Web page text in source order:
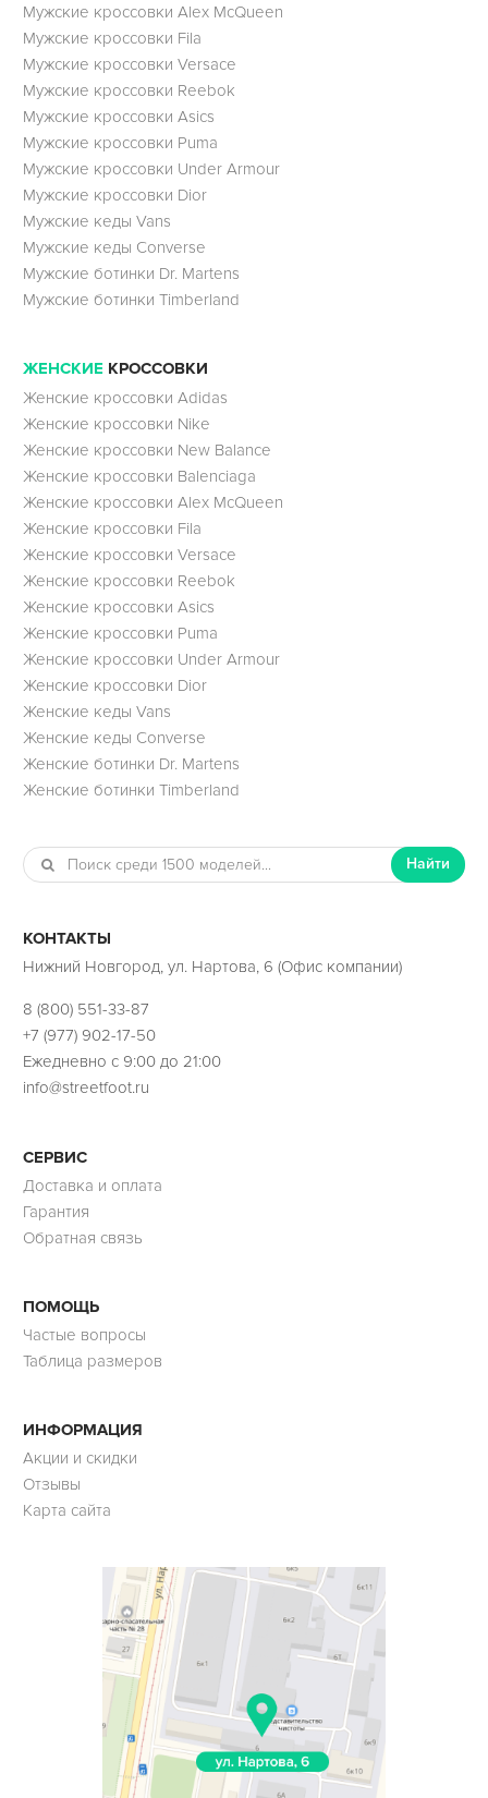
Мужские кроссовки Alex McQueen
Мужские кроссовки Fila
Мужские кроссовки Versace
Мужские кроссовки Reebok
Мужские кроссовки Asics
Мужские кроссовки Puma
Мужские кроссовки Under Armour
Мужские кроссовки Dior
Мужские кеды Vans
Мужские кеды Converse
Мужские ботинки Dr. Martens
Мужские ботинки Timberland
ЖЕНСКИЕ КРОССОВКИ
Женские кроссовки Adidas
Женские кроссовки Nike
Женские кроссовки New Balance
Женские кроссовки Balenciaga
Женские кроссовки Alex McQueen
Женские кроссовки Fila
Женские кроссовки Versace
Женские кроссовки Reebok
Женские кроссовки Asics
Женские кроссовки Puma
Женские кроссовки Under Armour
Женские кроссовки Dior
Женские кеды Vans
Женские кеды Converse
Женские ботинки Dr. Martens
Женские ботинки Timberland
Найти
КОНТАКТЫ
Нижний Новгород, ул. Нартова, 6 (Офис компании)
8 (800) 551-33-87
+7 (977) 902-17-50
Ежедневно с 9:00 до 21:00
info@streetfoot.ru
СЕРВИС
Доставка и оплата
Гарантия
Обратная связь
ПОМОЩЬ
Частые вопросы
Таблица размеров
ИНФОРМАЦИЯ
Акции и скидки
Отзывы
Карта сайта